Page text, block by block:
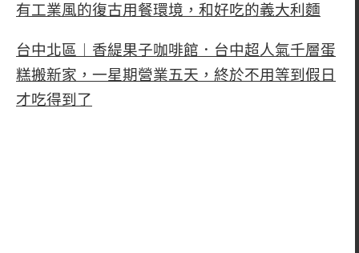
有工業風的復古用餐環境，和好吃的義大利麵
台中北區︱香緹果子咖啡館．台中超人氣千層蛋
糕搬新家，一星期營業五天，終於不用等到假日
才吃得到了